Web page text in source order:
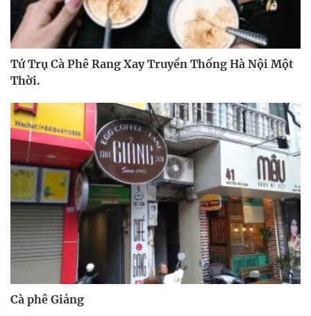
Tứ Trụ Cà Phê Rang Xay Truyền Thống Hà Nội Một
Thời.
Cà phê Giảng